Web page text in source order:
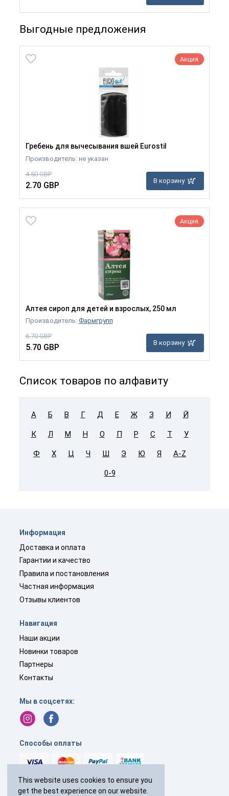
This website uses cookies to ensure you
get the best experience on our website.
Выгодные предложения
Акция
Гребень для вычесывания вшей Eurostil
Производитель: не указан
4.50 GBP
2.70 GBP В корзину
Акция
Алтея сироп для детей и взрослых, 250 мл
Производитель: Фармгрупп
6.70 GBP
5.70 GBP В корзину
Список товаров по алфавиту
А Б В Г Д Е Ж З И Й
К Л М Н О П Р С Т У
Ф Х Ц Ч Ш Э Ю Я A-Z
0-9
Информация
Доставка и оплата
Гарантии и качество
Правила и постановления
Частная информация
Отзывы клиентов
Навигация
Наши акции
Новинки товаров
Партнеры
Контакты
Мы в соцсетях:
Способы оплаты
+44(0) 238 040 7287